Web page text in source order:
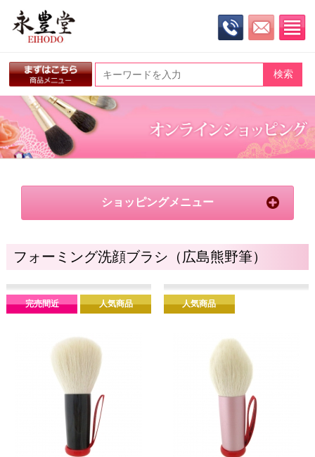
ショッピングメニュー
フォーミング洗顔ブラシ（広島熊野筆）
完売間近 人気商品 人気商品